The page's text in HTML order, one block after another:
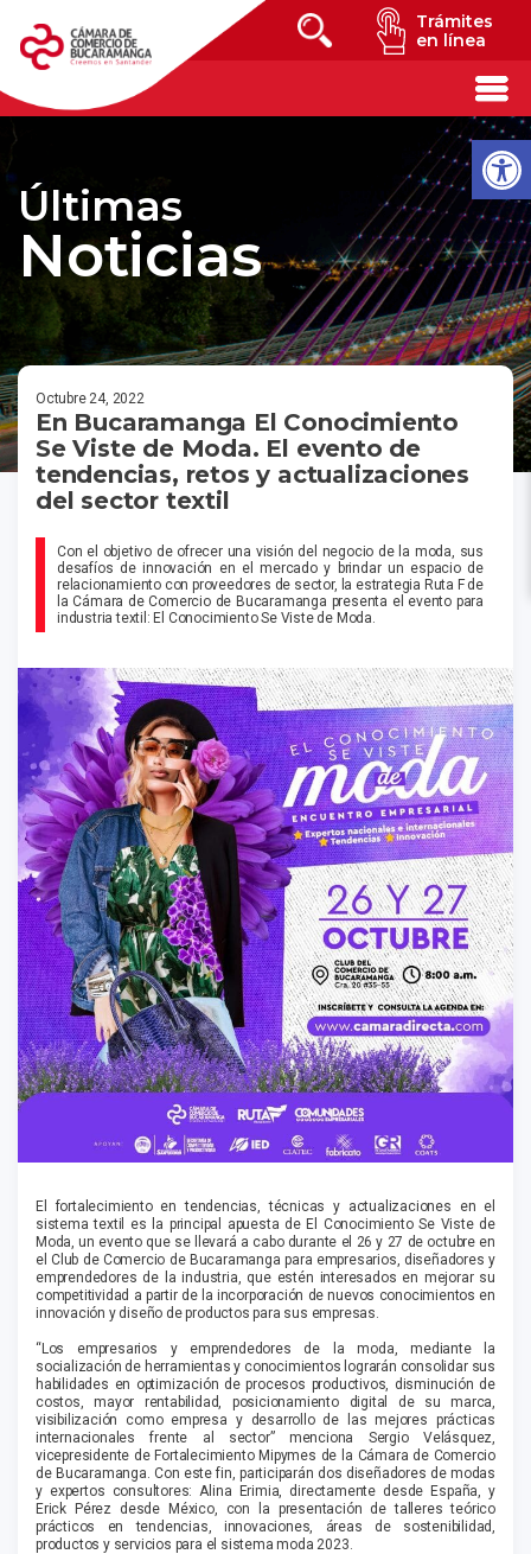
Trámites
en línea
Últimas
Noticias
Octubre 24, 2022
En Bucaramanga El Conocimiento
Se Viste de Moda. El evento de
tendencias, retos y actualizaciones
del sector textil
Con el objetivo de ofrecer una visión del negocio de la moda, sus
desafíos de innovación en el mercado y brindar un espacio de
relacionamiento con proveedores de sector, la estrategia Ruta F de
la Cámara de Comercio de Bucaramanga presenta el evento para
industria textil: El Conocimiento Se Viste de Moda.
El fortalecimiento en tendencias, técnicas y actualizaciones en el
sistema textil es la principal apuesta de El Conocimiento Se Viste de
Moda, un evento que se llevará a cabo durante el 26 y 27 de octubre en
el Club de Comercio de Bucaramanga para empresarios, diseñadores y
emprendedores de la industria, que estén interesados en mejorar su
competitividad a partir de la incorporación de nuevos conocimientos en
innovación y diseño de productos para sus empresas.
“Los empresarios y emprendedores de la moda, mediante la
socialización de herramientas y conocimientos lograrán consolidar sus
habilidades en optimización de procesos productivos, disminución de
costos, mayor rentabilidad, posicionamiento digital de su marca,
visibilización como empresa y desarrollo de las mejores prácticas
internacionales frente al sector” menciona Sergio Velásquez,
vicepresidente de Fortalecimiento Mipymes de la Cámara de Comercio
de Bucaramanga. Con este fin, participarán dos diseñadores de modas
y expertos consultores: Alina Erimia, directamente desde España, y
Erick Pérez desde México, con la presentación de talleres teórico
prácticos en tendencias, innovaciones, áreas de sostenibilidad,
productos y servicios para el sistema moda 2023.